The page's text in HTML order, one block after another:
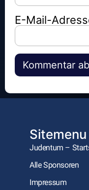
E-Mail-
Alternative:
Sitemenu
Judentum –
Alle Sponsoren
Impressum